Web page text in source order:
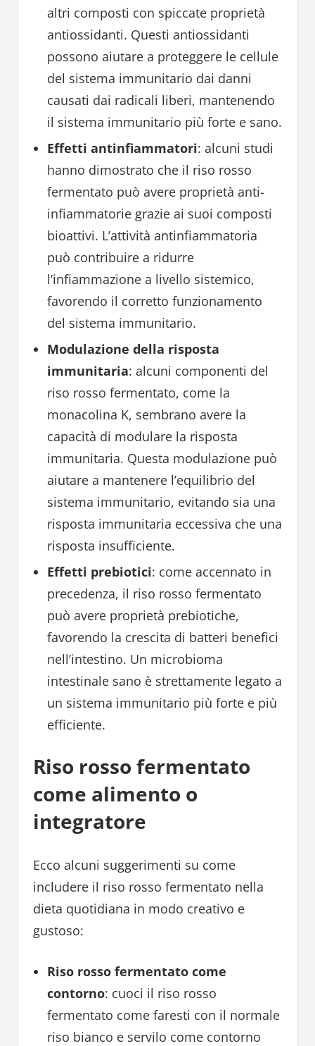
altri composti con spiccate proprietà
antiossidanti. Questi antiossidanti
possono aiutare a proteggere le cellule
del sistema immunitario dai danni
causati dai radicali liberi, mantenendo
il sistema immunitario più forte e sano.
Effetti antinfiammatori: alcuni studi
hanno dimostrato che il riso rosso
fermentato può avere proprietà anti-
infiammatorie grazie ai suoi composti
bioattivi. L’attività antinfiammatoria
può contribuire a ridurre
l’infiammazione a livello sistemico,
favorendo il corretto funzionamento
del sistema immunitario.
Modulazione della risposta
immunitaria: alcuni componenti del
riso rosso fermentato, come la
monacolina K, sembrano avere la
capacità di modulare la risposta
immunitaria. Questa modulazione può
aiutare a mantenere l’equilibrio del
sistema immunitario, evitando sia una
risposta immunitaria eccessiva che una
risposta insufficiente.
Effetti prebiotici: come accennato in
precedenza, il riso rosso fermentato
può avere proprietà prebiotiche,
favorendo la crescita di batteri benefici
nell’intestino. Un microbioma
intestinale sano è strettamente legato a
un sistema immunitario più forte e più
efficiente.
Riso rosso fermentato
come alimento o
integratore
Ecco alcuni suggerimenti su come
includere il riso rosso fermentato nella
dieta quotidiana in modo creativo e
gustoso:
Riso rosso fermentato come
contorno: cuoci il riso rosso
fermentato come faresti con il normale
riso bianco e servilo come contorno